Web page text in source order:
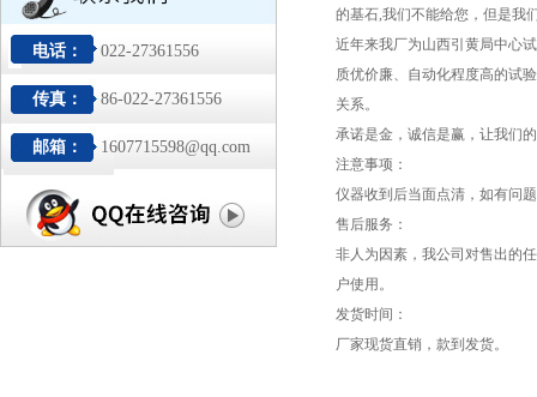
电话： 022-27361556
传真： 86-022-27361556
邮箱： 1607715598@qq.com
的基石,我们不能给您，但是我
近年来我厂为山西引黄局中心
质优价廉、自动化程度高的试
关系。
承诺是金，诚信是赢，让我们
注意事项：
仪器收到后当面点清，如有问
售后服务：
非人为因素，我公司对售出的
户使用。
发货时间：
厂家现货直销，款到发货。